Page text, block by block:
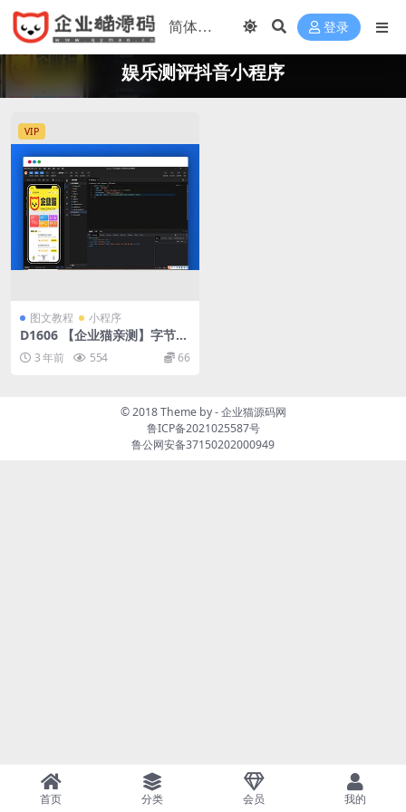
登录
娱乐测评抖音小程序
VIP
图文教程 小程序
D1606 【企业猫亲测】字节跳
动娱乐测评抖音小程序源码下
载 3 年前 554 66
© 2018 Theme by -企业猫源码网
鲁ICP备2021025587号
鲁公网安备37150202000949
首页 分类 会员 我的